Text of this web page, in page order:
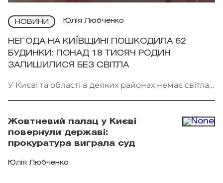
НОВИНИ Юлія Любченко
НЕГОДА НА КИЇВЩИНІ ПОШКОДИЛА 62
БУДИНКИ: ПОНАД 18 ТИСЯЧ РОДИН
ЗАЛИШИЛИСЯ БЕЗ СВІТЛА
У Києві та області в деяких районах немає світла.
Жовтневий палац у Києві
повернули державі:
прокуратура виграла суд
Юлія Любченко